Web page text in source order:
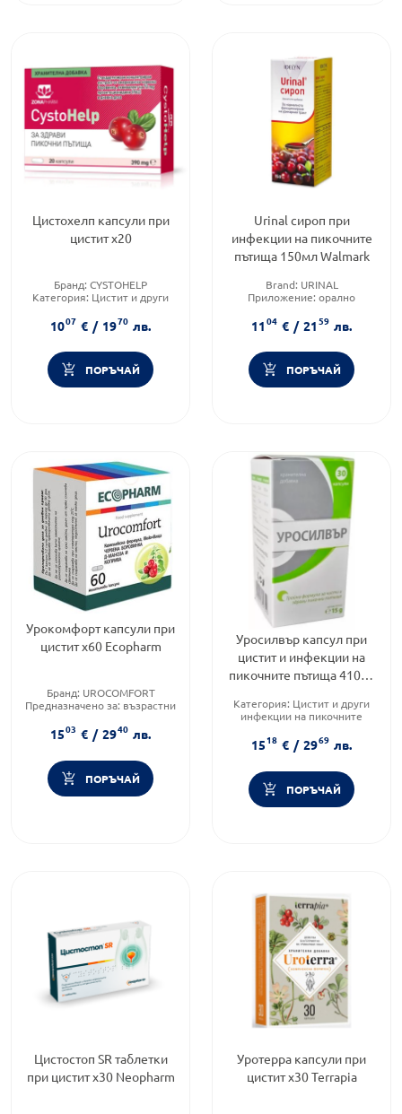
Цистохелп капсули при
цистит х20
Бранд: CYSTOHELP
Категория: Цистит и други
пътища
Форма на продукта: капсули
1007 € / 1970 лв.
ПОРЪЧАЙ
Urinal сироп при
инфекции на пикочните
пътища 150мл Walmark
Brand: URINAL
Приложение: орално
1104 € / 2159 лв.
ПОРЪЧАЙ
Урокомфорт капсули при
цистит х60 Ecopharm
Бранд: UROCOMFORT
Предназначено за: възрастни
1503 € / 2940 лв.
ПОРЪЧАЙ
Уросилвър капсул при
цистит и инфекции на
пикочните пътища 410мг
Категория: Цистит и други
инфекции на пикочните
Предназначено за:
възрастни/деца
1518 € / 2969 лв.
ПОРЪЧАЙ
Цистостоп SR таблетки
при цистит х30 Neopharm
Уротерра капсули при
цистит х30 Terrapia